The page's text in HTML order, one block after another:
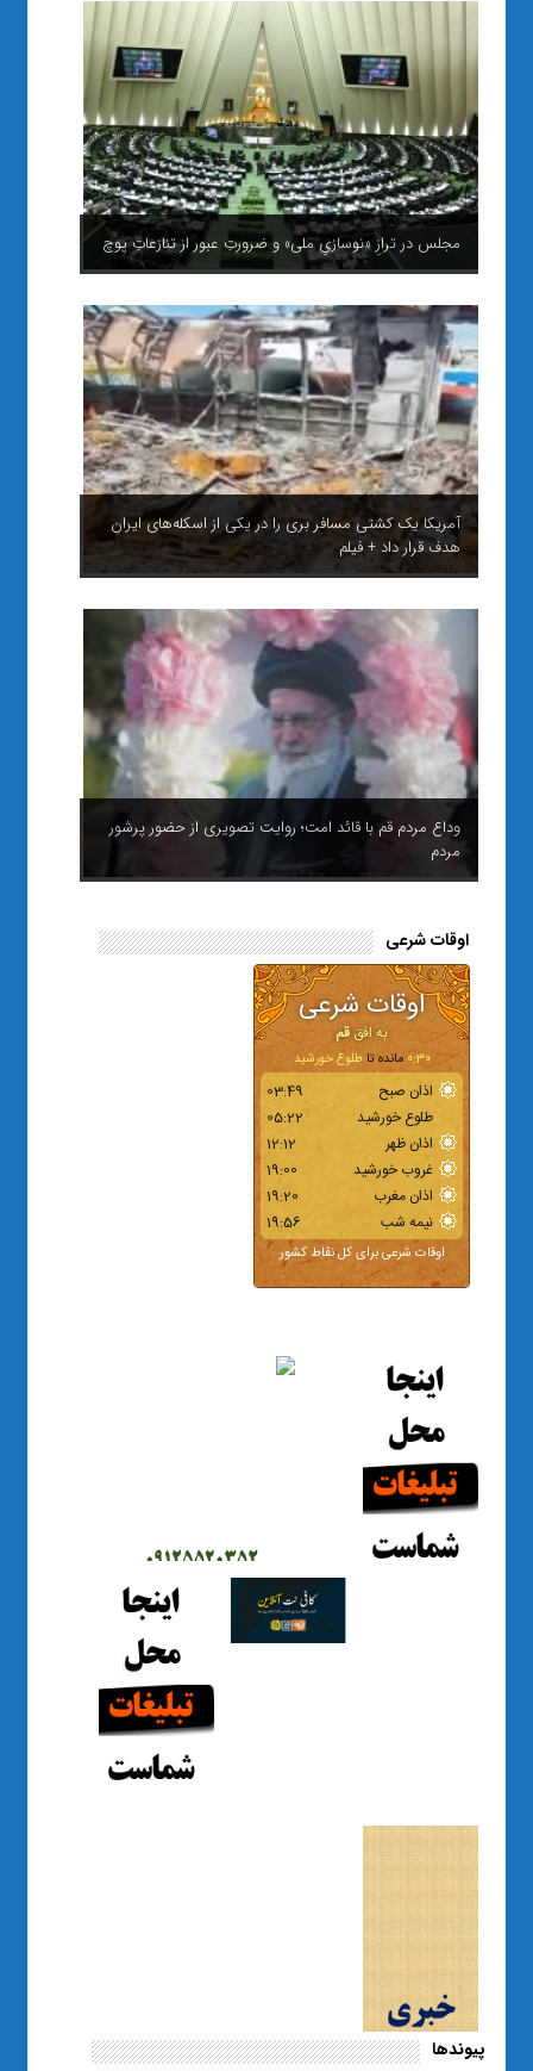
مجلس در ترازِ «نوسازیِ ملی» و ضرورتِ عبور از تنازعاتِ پوچ
آمریکا یک کشتی مسافر بری را در یکی از اسکله‌های ایران
هدف قرار داد + فیلم
وداع مردم قم با قائد امت؛ روایت تصویری از حضور پرشور
مردم
اوقات شرعی
پیوندها